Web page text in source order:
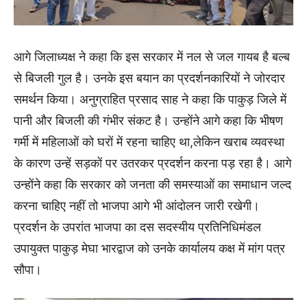
आगे जिलाध्यक्ष ने कहा कि इस सरकार में नल से जल गायब है बल्ब
से बिजली गुल है। उनके इस बयान का प्रदर्शनकारियों ने जोरदार
समर्थन किया। अनुग्राहित प्रसाद साह ने कहा कि पाकुड़ जिले में
पानी और बिजली की गंभीर संकट है। उन्होंने आगे कहा कि भीषण
गर्मी में महिलाओं को घरों में रहना चाहिए था,लेकिन खराब व्यवस्था
के कारण उन्हें सड़कों पर उतरकर प्रदर्शन करना पड़ रहा है। आगे
उन्होंने कहा कि सरकार को जनता की समस्याओं का समाधान जल्द
करना चाहिए नहीं तो भाजपा आगे भी आंदोलन जारी रखेगी।
प्रदर्शन के उपरांत भाजपा का दस सदस्यीय प्रतिनिधिमंडल
उपायुक्त पाकुड़ मेघा भारद्वाज को उनके कार्यालय कक्ष में मांग पत्र
सौपा।